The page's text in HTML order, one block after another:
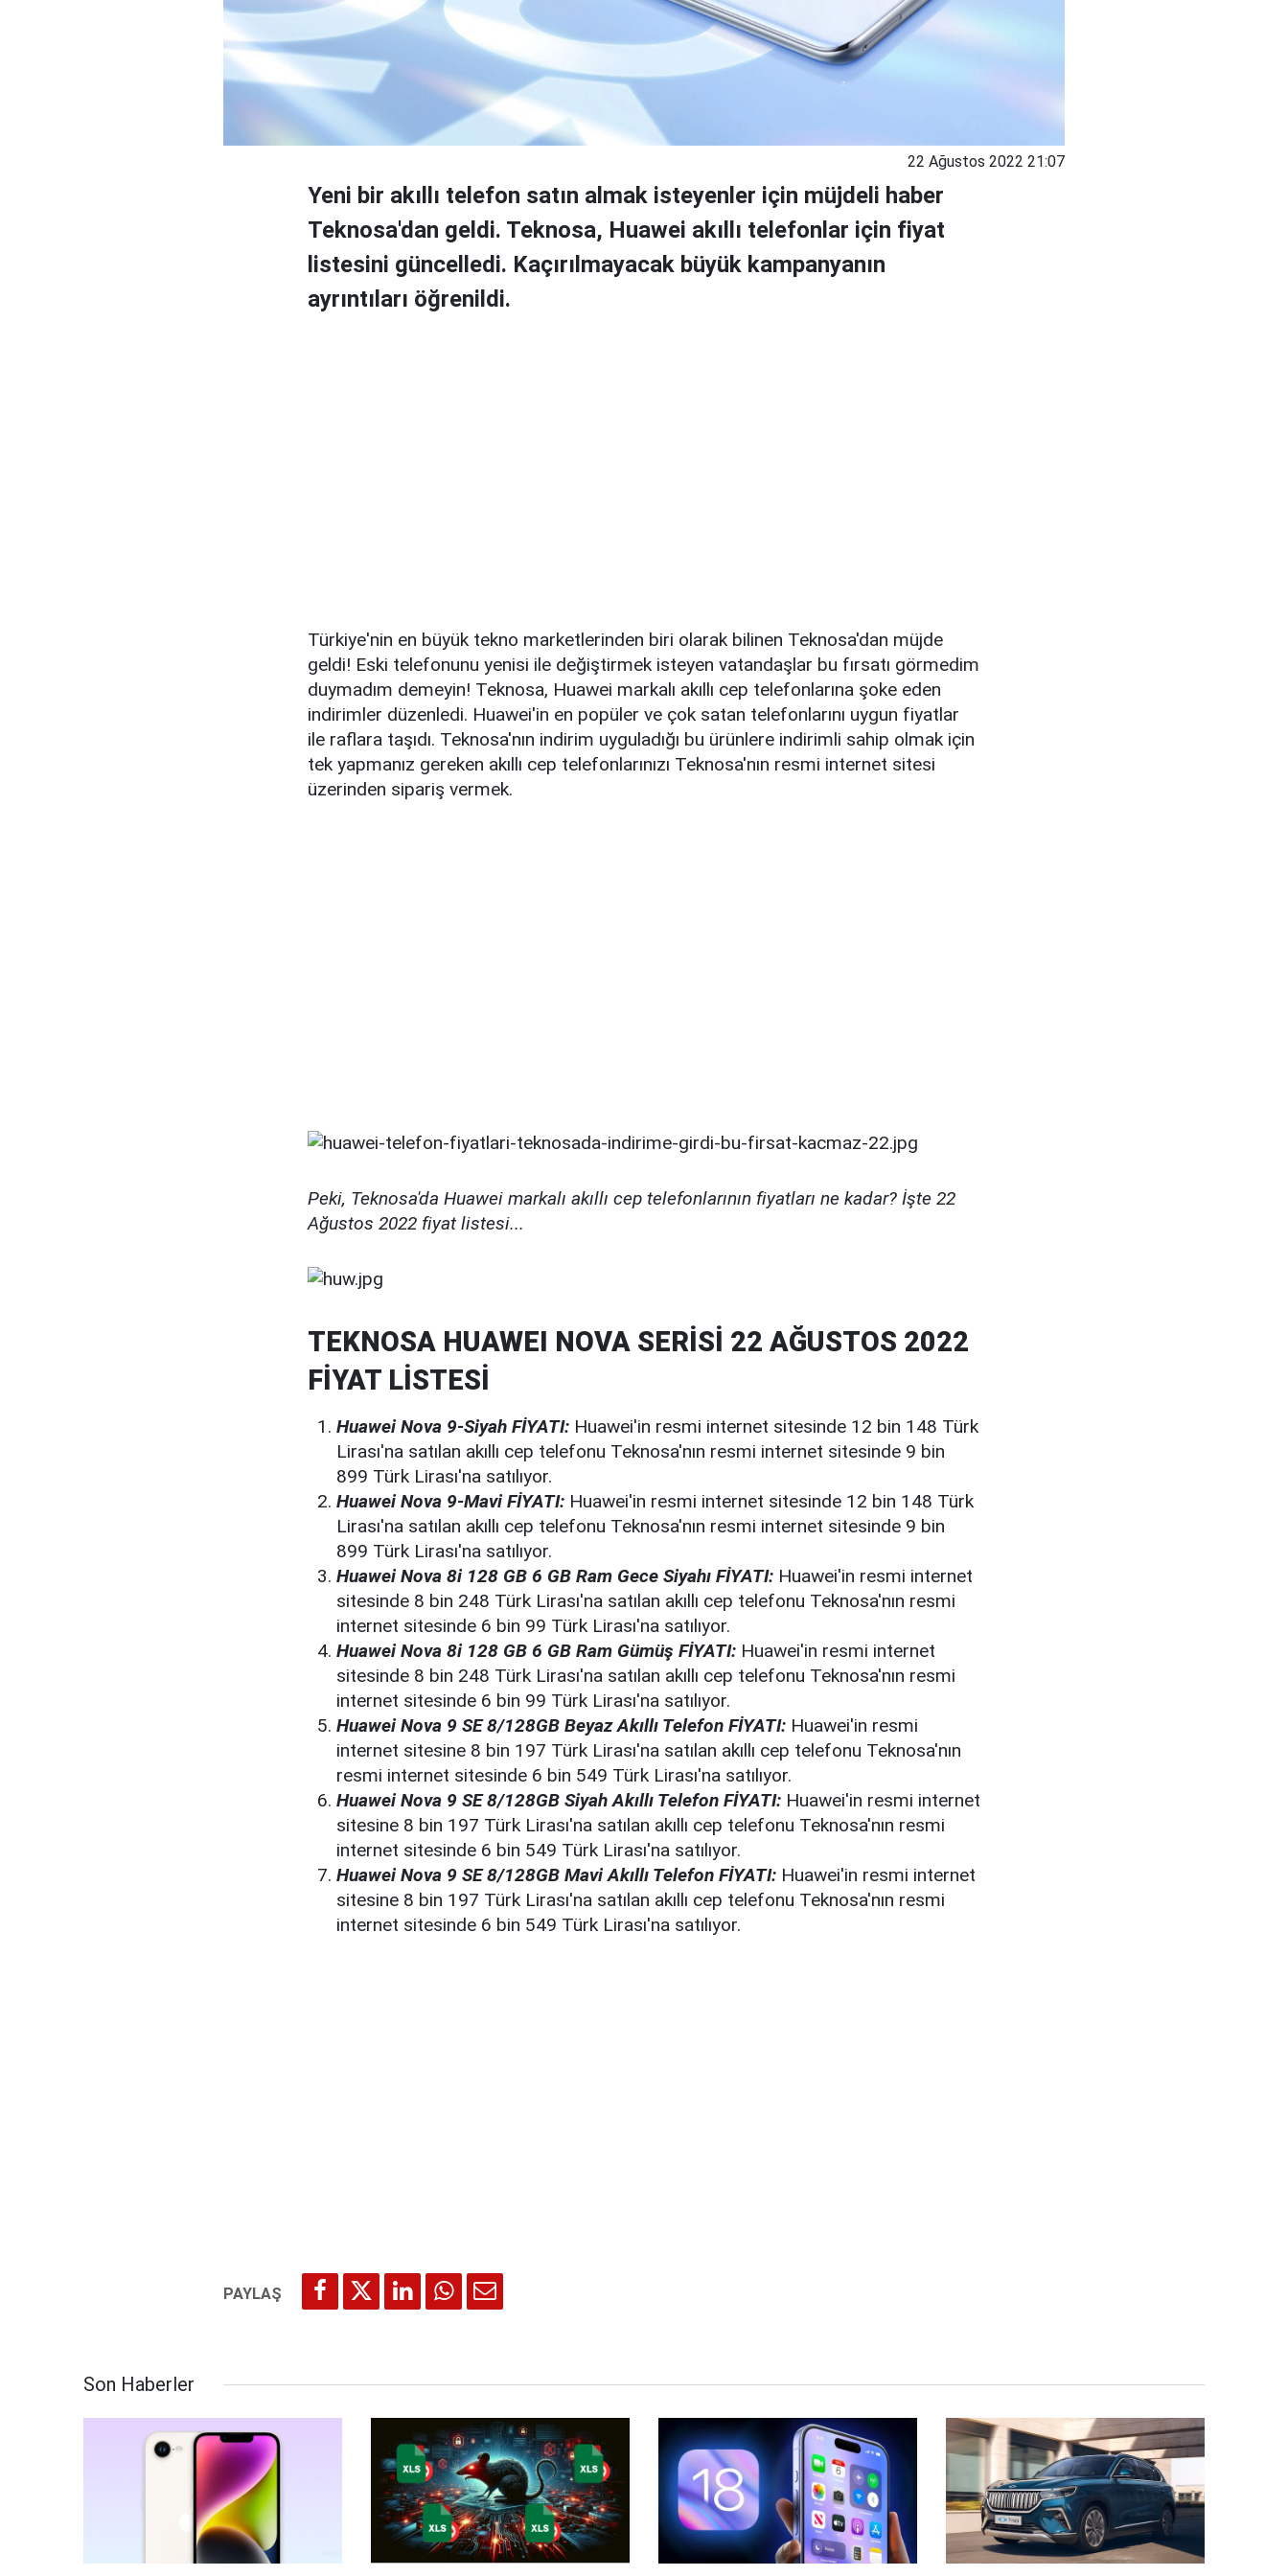
22 Ağustos 2022 21:07
Yeni bir akıllı telefon satın almak isteyenler için müjdeli haber
Teknosa'dan geldi. Teknosa, Huawei akıllı telefonlar için fiyat
listesini güncelledi. Kaçırılmayacak büyük kampanyanın
ayrıntıları öğrenildi.
Türkiye'nin en büyük tekno marketlerinden biri olarak bilinen Teknosa'dan müjde
geldi! Eski telefonunu yenisi ile değiştirmek isteyen vatandaşlar bu fırsatı görmedim
duymadım demeyin! Teknosa, Huawei markalı akıllı cep telefonlarına şoke eden
indirimler düzenledi. Huawei'in en popüler ve çok satan telefonlarını uygun fiyatlar
ile raflara taşıdı. Teknosa'nın indirim uyguladığı bu ürünlere indirimli sahip olmak için
tek yapmanız gereken akıllı cep telefonlarınızı Teknosa'nın resmi internet sitesi
üzerinden sipariş vermek.
Peki, Teknosa'da Huawei markalı akıllı cep telefonlarının fiyatları ne kadar? İşte 22
Ağustos 2022 fiyat listesi...
TEKNOSA HUAWEI NOVA SERİSİ 22 AĞUSTOS 2022
FİYAT LİSTESİ
Huawei Nova 9-Siyah FİYATI: Huawei'in resmi internet sitesinde 12 bin 148 Türk
Lirası'na satılan akıllı cep telefonu Teknosa'nın resmi internet sitesinde 9 bin
899 Türk Lirası'na satılıyor.
Huawei Nova 9-Mavi FİYATI: Huawei'in resmi internet sitesinde 12 bin 148 Türk
Lirası'na satılan akıllı cep telefonu Teknosa'nın resmi internet sitesinde 9 bin
899 Türk Lirası'na satılıyor.
Huawei Nova 8i 128 GB 6 GB Ram Gece Siyahı FİYATI: Huawei'in resmi internet
sitesinde 8 bin 248 Türk Lirası'na satılan akıllı cep telefonu Teknosa'nın resmi
internet sitesinde 6 bin 99 Türk Lirası'na satılıyor.
Huawei Nova 8i 128 GB 6 GB Ram Gümüş FİYATI: Huawei'in resmi internet
sitesinde 8 bin 248 Türk Lirası'na satılan akıllı cep telefonu Teknosa'nın resmi
internet sitesinde 6 bin 99 Türk Lirası'na satılıyor.
Huawei Nova 9 SE 8/128GB Beyaz Akıllı Telefon FİYATI: Huawei'in resmi
internet sitesine 8 bin 197 Türk Lirası'na satılan akıllı cep telefonu Teknosa'nın
resmi internet sitesinde 6 bin 549 Türk Lirası'na satılıyor.
Huawei Nova 9 SE 8/128GB Siyah Akıllı Telefon FİYATI: Huawei'in resmi internet
sitesine 8 bin 197 Türk Lirası'na satılan akıllı cep telefonu Teknosa'nın resmi
internet sitesinde 6 bin 549 Türk Lirası'na satılıyor.
Huawei Nova 9 SE 8/128GB Mavi Akıllı Telefon FİYATI: Huawei'in resmi internet
sitesine 8 bin 197 Türk Lirası'na satılan akıllı cep telefonu Teknosa'nın resmi
internet sitesinde 6 bin 549 Türk Lirası'na satılıyor.
Son Haberler